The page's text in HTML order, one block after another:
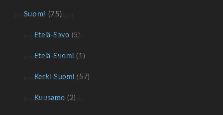
Suomi (75)
Etelä-Savo (5)
Etelä-Suomi (1)
Keski-Suomi (57)
Kuusamo (2)